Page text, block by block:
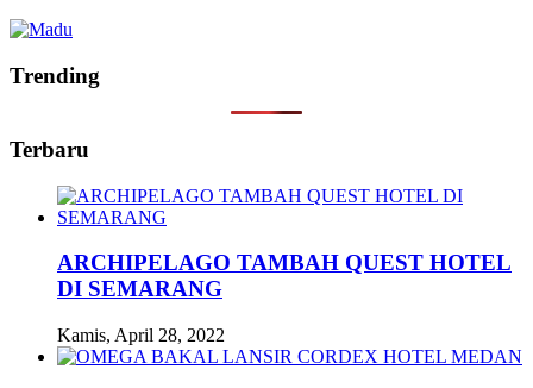
Trending
Terbaru
ARCHIPELAGO TAMBAH QUEST HOTEL
DI SEMARANG
Kamis, April 28, 2022